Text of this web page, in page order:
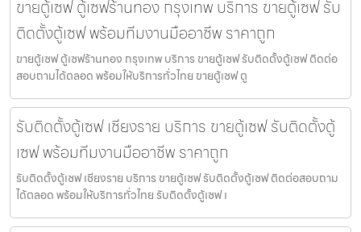
ขายตู้เซฟ ตู้เซฟร้านทอง กรุงเทพ บริการ ขายตู้เซฟ รับ
ติดตั้งตู้เซฟ พร้อมทีมงานมืออาชีพ ราคาถูก
ขายตู้เซฟ ตู้เซฟร้านทอง กรุงเทพ บริการ ขายตู้เซฟ รับติดตั้งตู้เซฟ ติดต่อ
สอบถามได้ตลอด พร้อมให้บริการทั่วไทย ขายตู้เซฟ ตู
รับติดตั้งตู้เซฟ เชียงราย บริการ ขายตู้เซฟ รับติดตั้งตู้
เซฟ พร้อมทีมงานมืออาชีพ ราคาถูก
รับติดตั้งตู้เซฟ เชียงราย บริการ ขายตู้เซฟ รับติดตั้งตู้เซฟ ติดต่อสอบถาม
ได้ตลอด พร้อมให้บริการทั่วไทย รับติดตั้งตู้เซฟ เ